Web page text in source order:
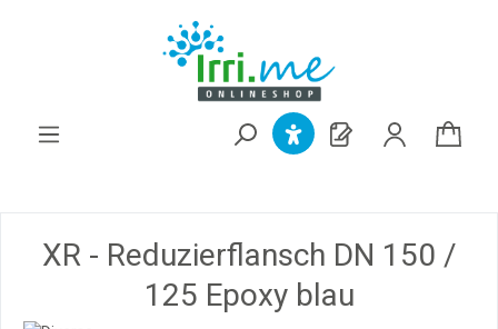
XR - Reduzierflansch DN 150 /
125 Epoxy blau